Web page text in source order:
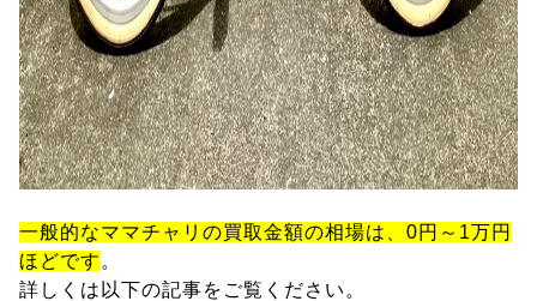
一般的なママチャリの買取金額の相場は、0円～1万円
ほどです 。
詳しくは以下の記事をご覧ください。